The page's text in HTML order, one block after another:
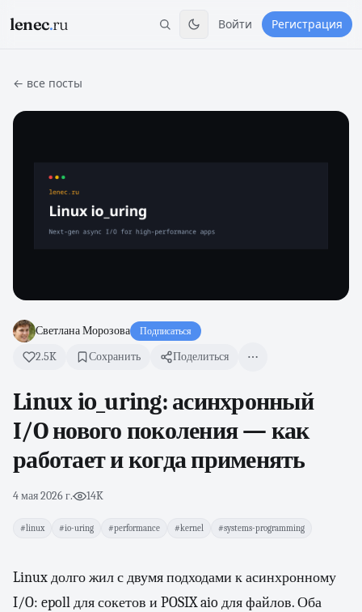
lenec.ru Войти Регистрация
← все посты
Светлана Морозова Подписаться
2.5K Сохранить Поделиться
Linux io_uring: асинхронный
I/O нового поколения — как
работает и когда применять
4 мая 2026 г.· 14K
#linux #io-uring #performance #kernel #systems-programming
Linux долго жил с двумя подходами к асинхронному
I/O: epoll для сокетов и POSIX aio для файлов. Оба